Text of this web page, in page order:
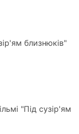
близнюків"
"Під сузір'ям